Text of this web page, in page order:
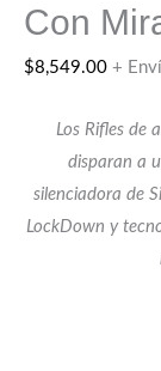
Con
$8,549.00 +
Los Rifles de
disparan a
silenciadora de
LockDown y